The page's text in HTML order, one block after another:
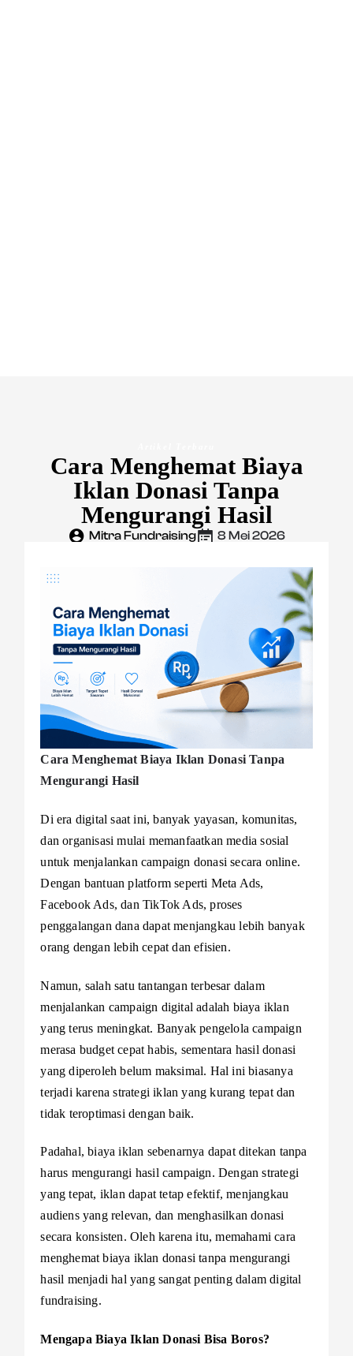
Cara Menghemat Biaya
Iklan Donasi Tanpa
Mengurangi Hasil
Mitra Fundraising 8 Mei 2026
Cara Menghemat Biaya Iklan Donasi Tanpa
Mengurangi Hasil
Di era digital saat ini, banyak yayasan, komunitas,
dan organisasi mulai memanfaatkan media sosial
untuk menjalankan campaign donasi secara online.
Dengan bantuan platform seperti Meta Ads,
Facebook Ads, dan TikTok Ads, proses
penggalangan dana dapat menjangkau lebih banyak
orang dengan lebih cepat dan efisien.
Namun, salah satu tantangan terbesar dalam
menjalankan campaign digital adalah biaya iklan
yang terus meningkat. Banyak pengelola campaign
merasa budget cepat habis, sementara hasil donasi
yang diperoleh belum maksimal. Hal ini biasanya
terjadi karena strategi iklan yang kurang tepat dan
tidak teroptimasi dengan baik.
Padahal, biaya iklan sebenarnya dapat ditekan tanpa
harus mengurangi hasil campaign. Dengan strategi
yang tepat, iklan dapat tetap efektif, menjangkau
audiens yang relevan, dan menghasilkan donasi
secara konsisten. Oleh karena itu, memahami cara
menghemat biaya iklan donasi tanpa mengurangi
hasil menjadi hal yang sangat penting dalam digital
fundraising.
Mengapa Biaya Iklan Donasi Bisa Boros?